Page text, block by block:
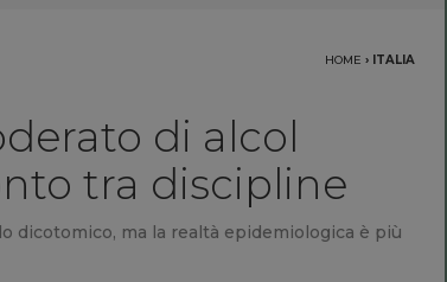
HOME › ITALIA
di alcol
tra discipline
dicotomico, ma la realtà epidemiologica è più